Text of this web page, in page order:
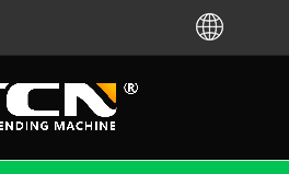
local. Appelez-